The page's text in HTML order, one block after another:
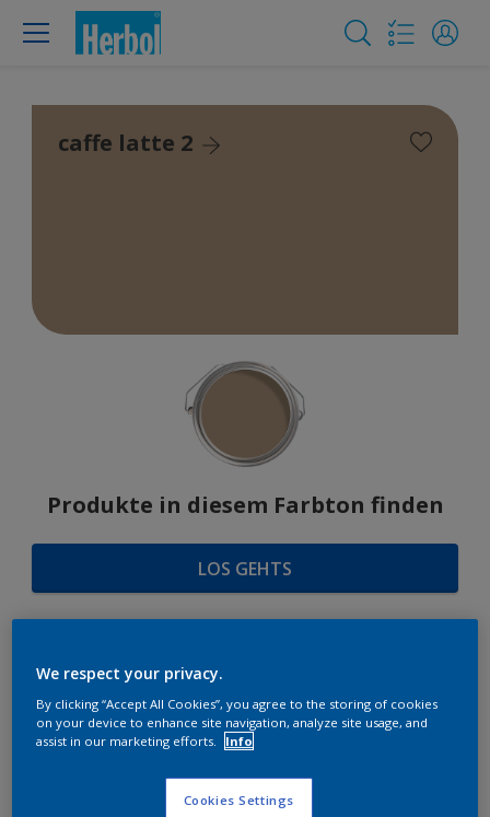
caffe latte 2
Produkte in diesem Farbton finden
LOS GEHTS
FARBAUSWAHL
Das perfekte Weiß
We respect your privacy.
By clicking “Accept All Cookies”, you agree to the storing of cookies
on your device to enhance site navigation, analyze site usage, and
assist in our marketing efforts.
Info
Cookies Settings